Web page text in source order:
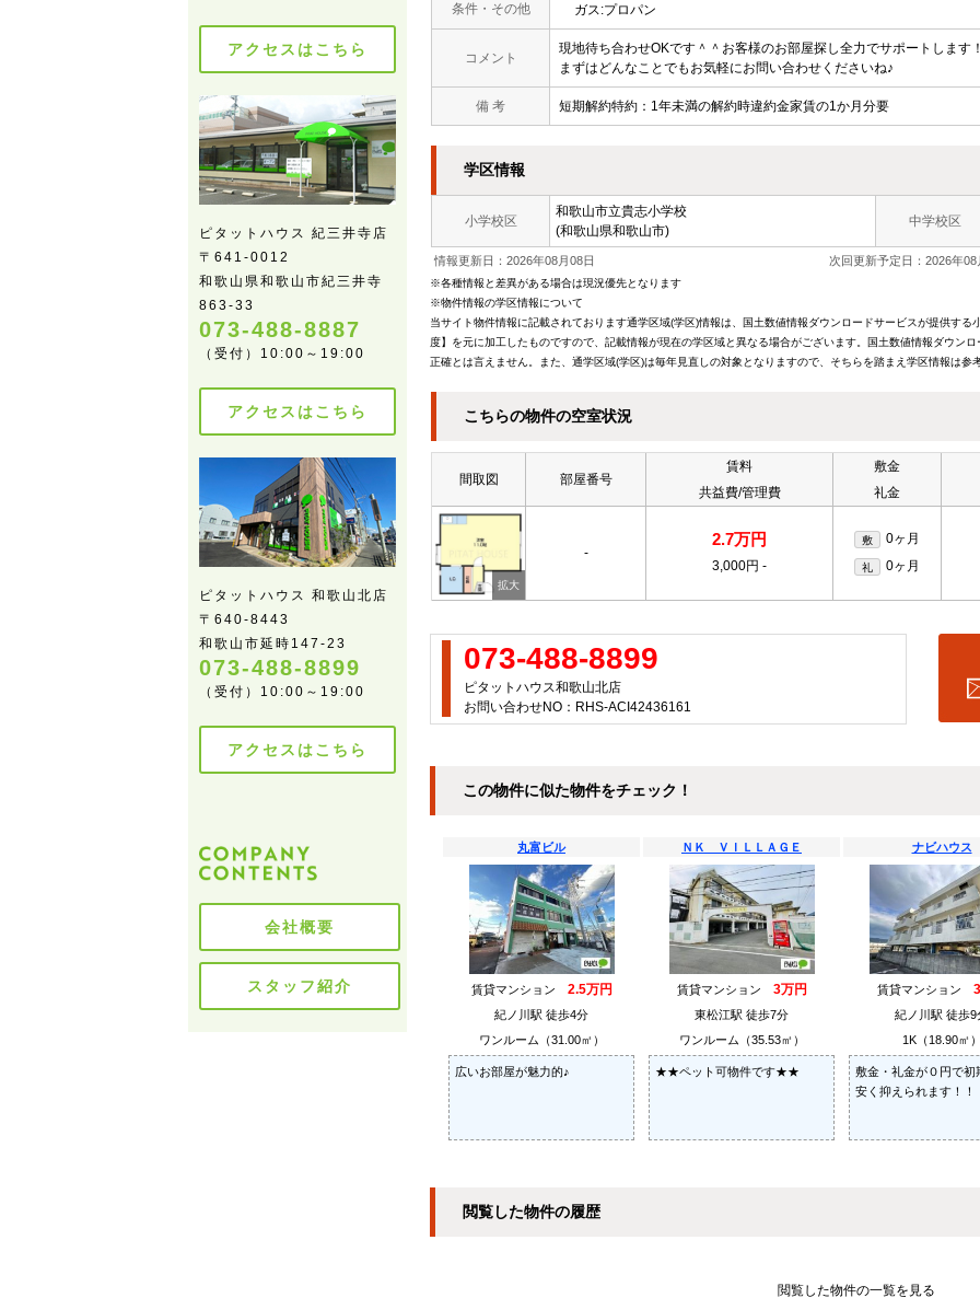
条件・その他 ガス:プロパン
コメント
現地待ち合わせOKです＾＾お客様のお部屋探し全力でサポートします
まずはどんなことでもお気軽にお問い合わせくださいね♪
備 考 短期解約特約：1年未満の解約時違約金家賃の1か月分要
学区情報
小学校区
和歌山市立貴志小学校
(和歌山県和歌山市)
中学校区
情報更新日：2026年08月08日 次回更新予定日：2026年08
※各種情報と差異がある場合は現況優先となります
※物件情報の学区情報について
当サイト物件情報に記載されております通学区域(学区)情報は、国土数値情報ダウンロードサービスが提供す
度】を元に加工したものですので、記載情報が現在の学区域と異なる場合がございます。国土数値情報ダウン
正確とは言えません。また、通学区域(学区)は毎年見直しの対象となりますので、そちらを踏まえ学区情報は参
こちらの物件の空室状況
間取図 部屋番号
賃料
共益費/管理費
敷金
礼金
-
2.7万円
3,000円 -
敷 0ヶ月
礼 0ヶ月
073-488-8899
ピタットハウス和歌山北店
お問い合わせNO：RHS-ACI42436161
この物件に似た物件をチェック！
丸富ビル
賃貸マンション 2.5万円
紀ノ川駅 徒歩4分
ワンルーム（31.00㎡）
広いお部屋が魅力的♪
ＮＫ ＶＩＬＬＡＧＥ
賃貸マンション 3万円
東松江駅 徒歩7分
ワンルーム（35.53㎡）
★★ペット可物件です★★
ナビハウス
賃貸マンション
紀ノ川駅 徒歩9
1K（18.90㎡
敷金・礼金が０円で初
安く抑えられます！！
閲覧した物件の履歴
閲覧した物件の一覧を見る
アクセスはこちら
ピタットハウス 紀三井寺店
〒641-0012
和歌山県和歌山市紀三井寺
863-33
073-488-8887
（受付）10:00～19:00
アクセスはこちら
ピタットハウス 和歌山北店
〒640-8443
和歌山市延時147-23
073-488-8899
（受付）10:00～19:00
アクセスはこちら
会社概要
スタッフ紹介